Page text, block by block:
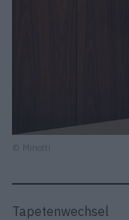
© Minotti
Tapetenwechsel